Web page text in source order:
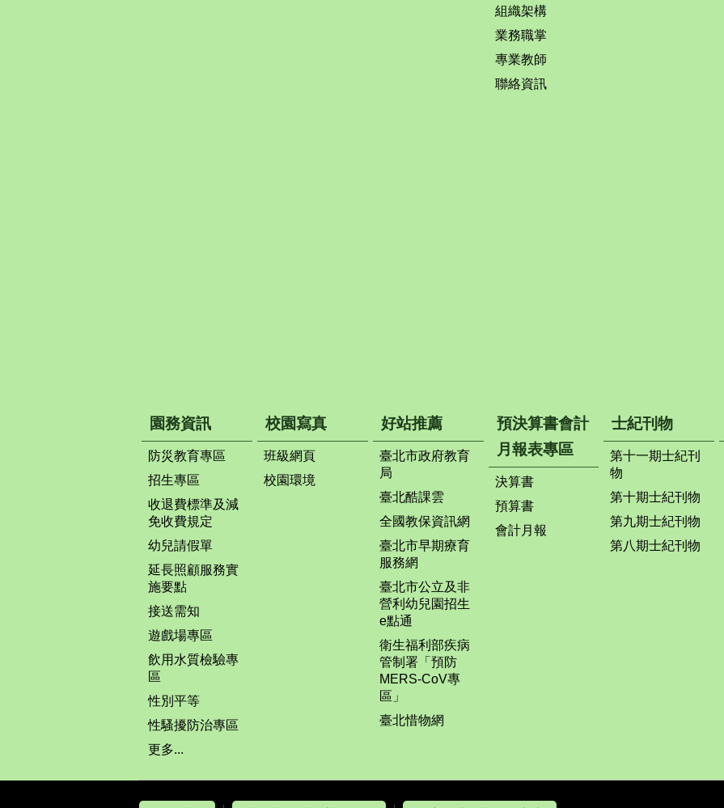
組織架構
業務職掌
專業教師
聯絡資訊
園務資訊
防災教育專區
招生專區
收退費標準及減
免收費規定
幼兒請假單
延長照顧服務實
施要點
接送需知
遊戲場專區
飲用水質檢驗專
區
性別平等
性騷擾防治專區
更多...
校園寫真
班級網頁
校園環境
好站推薦
臺北市政府教育
局
臺北酷課雲
全國教保資訊網
臺北市早期療育
服務網
臺北市公立及非
營利幼兒園招生
e點通
衛生福利部疾病
管制署「預防
MERS-CoV專
區」
臺北惜物網
預決算書會計
月報表專區
決算書
預算書
會計月報
士紀刊物
第十一期士紀刊
物
第十期士紀刊物
第九期士紀刊物
第八期士紀刊物